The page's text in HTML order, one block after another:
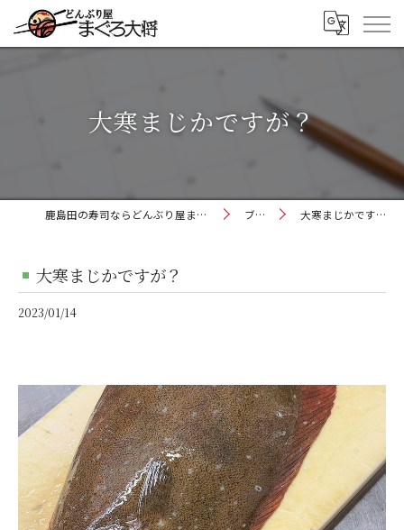
大寒まじかですが？
鹿島田の寿司ならどんぶり屋まぐろ大将 ブログ 大寒まじかですが？
大寒まじかですが？
2023/01/14